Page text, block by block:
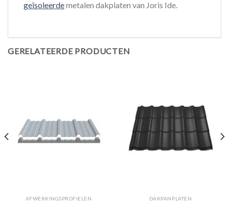
geïsoleerdemetalen dakplaten van Joris Ide.
GERELATEERDE PRODUCTEN
AFWERKINGSPROFIELEN DAKPANPLATEN